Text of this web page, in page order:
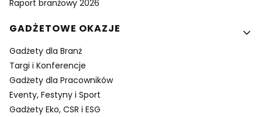
Raport branżowy 2026
GADŻETOWE OKAZJE
Gadżety dla Branż
Targi i Konferencje
Gadżety dla Pracowników
Eventy, Festyny i Sport
Gadżety Eko, CSR i ESG